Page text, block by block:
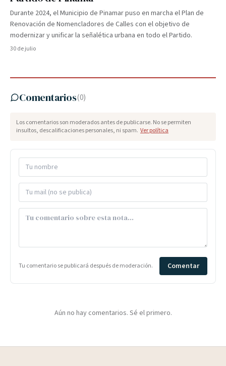
Durante 2024, el Municipio de Pinamar puso en marcha el Plan de
Renovación de Nomencladores de Calles con el objetivo de
modernizar y unificar la señalética urbana en todo el Partido.
30 de julio
Comentarios(0)
Los comentarios son moderados antes de publicarse. No se permiten
insultos, descalificaciones personales, ni spam. Ver política
Tu comentario se publicará después de moderación. Comentar
Aún no hay comentarios. Sé el primero.